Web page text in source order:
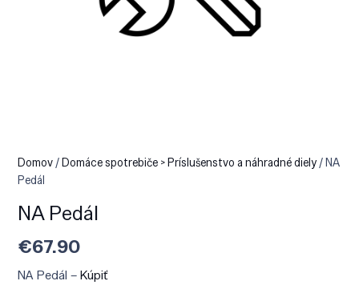
Domov/Domáce spotrebiče > Príslušenstvo a náhradné diely/ NA
Pedál
NA Pedál
€67.90
NA Pedál –Kúpiť